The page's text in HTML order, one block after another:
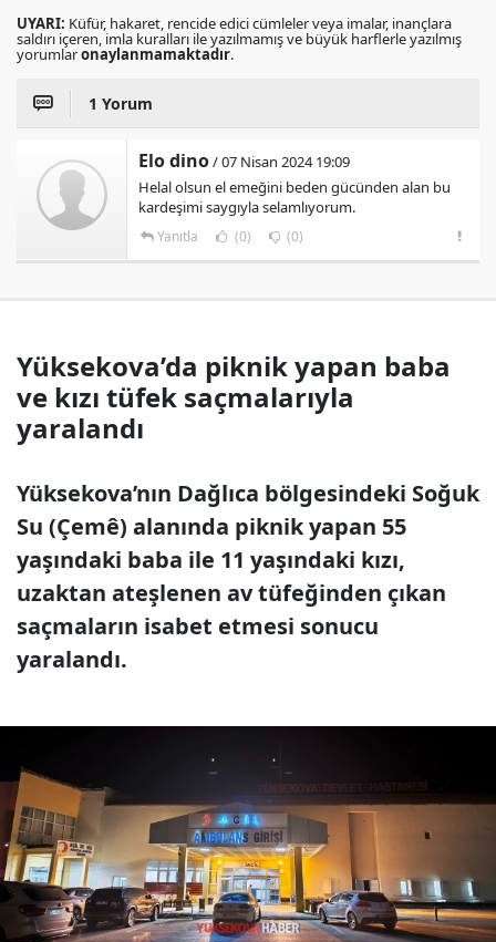
UYARI: Küfür, hakaret, rencide edici cümleler veya imalar, inançlara
saldırı içeren, imla kuralları ile yazılmamış ve büyük harflerle yazılmış
yorumlaronaylanmamaktadır.
1 Yorum
Elo dino/ 07 Nisan 2024 19:09
Helal olsun el emeğini beden gücünden alan bu
kardeşimi saygıyla selamlıyorum.
Yanıtla (0) (0)
Yüksekova’da piknik yapan baba
ve kızı tüfek saçmalarıyla
yaralandı
Yüksekova’nın Dağlıca bölgesindeki Soğuk
Su (Çemê) alanında piknik yapan 55
yaşındaki baba ile 11 yaşındaki kızı,
uzaktan ateşlenen av tüfeğinden çıkan
saçmaların isabet etmesi sonucu
yaralandı.